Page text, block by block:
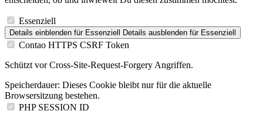
Essenziell
Details einblenden für Essenziell Details ausblenden für Essenziell
Contao HTTPS CSRF Token
Schützt vor Cross-Site-Request-Forgery Angriffen.
Speicherdauer: Dieses Cookie bleibt nur für die aktuelle
Browsersitzung bestehen.
PHP SESSION ID